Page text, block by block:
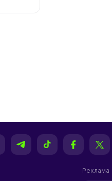
Реклама